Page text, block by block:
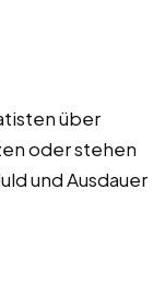
über
oder stehen
und Ausdauer